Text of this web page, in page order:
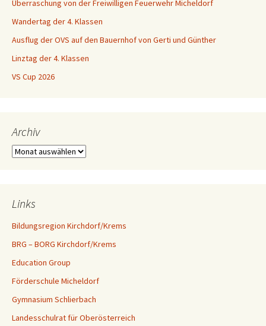
Überraschung von der Freiwilligen Feuerwehr Micheldorf
Wandertag der 4. Klassen
Ausflug der OVS auf den Bauernhof von Gerti und Günther
Linztag der 4. Klassen
VS Cup 2026
Archiv
Archiv
Links
Bildungsregion Kirchdorf/Krems
BRG – BORG Kirchdorf/Krems
Education Group
Förderschule Micheldorf
Gymnasium Schlierbach
Landesschulrat für Oberösterreich